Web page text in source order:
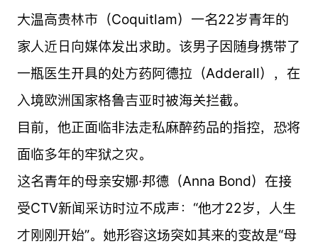
大温高贵林市（Coquitlam）一名22岁青年的
家人近日向媒体发出求助。该男子因随身携带了
一瓶医生开具的处方药阿德拉（Adderall），在
入境欧洲国家格鲁吉亚时被海关拦截。
目前，他正面临非法走私麻醉药品的指控，恐将
面临多年的牢狱之灾。
这名青年的母亲安娜·邦德（Anna Bond）在接
受CTV新闻采访时泣不成声：“他才22岁，人生
才刚刚开始”。她形容这场突如其来的变故是“母